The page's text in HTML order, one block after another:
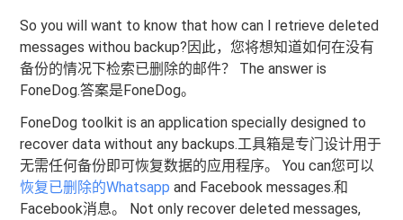
So you will want to know that how can I retrieve deleted
messages withou backup?因此，您将想知道如何在没有
备份的情况下检索已删除的邮件？ The answer is
FoneDog.答案是FoneDog。
FoneDog toolkit is an application specially designed to
recover data without any backups.工具箱是专门设计用于
无需任何备份即可恢复数据的应用程序。 You can您可以
恢复已删除的Whatsapp and Facebook messages.和
Facebook消息。 Not only recover deleted messages,